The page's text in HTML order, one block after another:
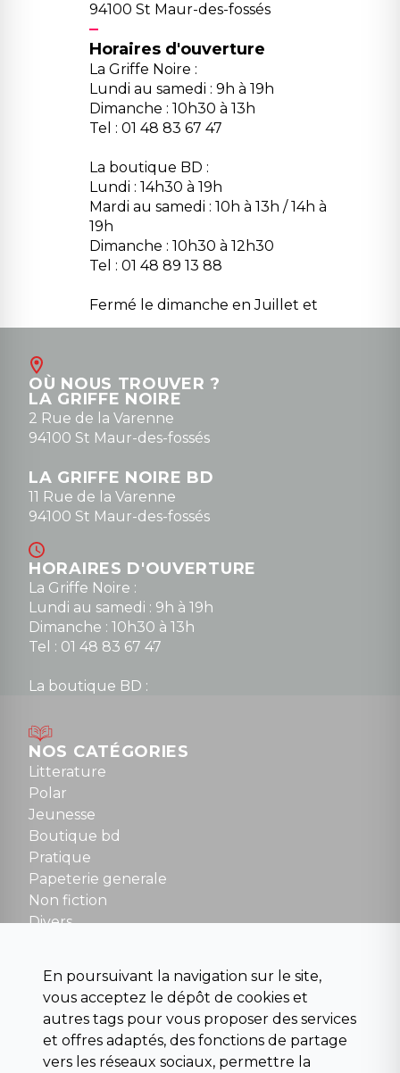
94100 St Maur-des-fossés
Horaires d'ouverture
La Griffe Noire :
Lundi au samedi : 9h à 19h
Dimanche : 10h30 à 13h
Tel : 01 48 83 67 47
La boutique BD :
Lundi : 14h30 à 19h
Mardi au samedi : 10h à 13h / 14h à
19h
Dimanche : 10h30 à 12h30
Tel : 01 48 89 13 88
Fermé le dimanche en Juillet et
Août
contact@la-griffe-noire.com
0148836747
OÙ NOUS TROUVER ?
LA GRIFFE NOIRE
2 Rue de la Varenne
94100 St Maur-des-fossés
LA GRIFFE NOIRE BD
11 Rue de la Varenne
94100 St Maur-des-fossés
HORAIRES D'OUVERTURE
La Griffe Noire :
Lundi au samedi : 9h à 19h
Dimanche : 10h30 à 13h
Tel : 01 48 83 67 47
La boutique BD :
Mardi au samedi : 10h à 13h / 14h à 19h
Dimanche : 10h30 à 12h30
Tel : 01 48 89 13 88
Fermé le dimanche en Juillet et Août
NOUS CONTACTER
contact@la-griffe-noire.com
NOS CATÉGORIES
Litterature
Polar
Jeunesse
Boutique bd
Pratique
Papeterie generale
Non fiction
Divers
Para scolaire
Histoire
Pochoteque
Pleiade
En poursuivant la navigation sur le site,
vous acceptez le dépôt de cookies et
autres tags pour vous proposer des services
et offres adaptés, des fonctions de partage
vers les réseaux sociaux, permettre la